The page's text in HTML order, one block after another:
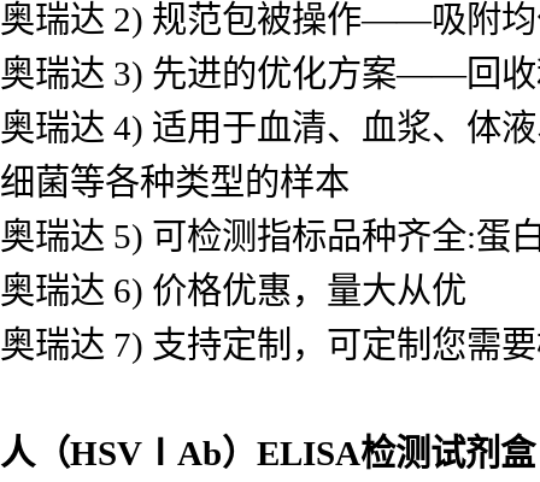
人（HSVⅠAb）ELISA检测试剂盒
奥瑞达生物 试剂盒优势如下:
奥瑞达 1) 选用优选原装进口抗体
奥瑞达 2) 规范包被操作——吸附
奥瑞达 3) 先进的优化方案——回
奥瑞达 4) 适用于血清、血浆、体
奥瑞达 5) 可检测指标品种齐全:蛋